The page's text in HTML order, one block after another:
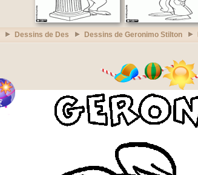
Dessins de Des Dessins de Geronimo Stilton